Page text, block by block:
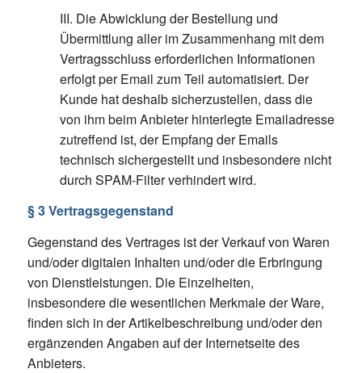
III. Die Abwicklung der Bestellung und
Übermittlung aller im Zusammenhang mit dem
Vertragsschluss erforderlichen Informationen
erfolgt per Email zum Teil automatisiert. Der
Kunde hat deshalb sicherzustellen, dass die
von ihm beim Anbieter hinterlegte Emailadresse
zutreffend ist, der Empfang der Emails
technisch sichergestellt und insbesondere nicht
durch SPAM-Filter verhindert wird.
§ 3 Vertragsgegenstand
Gegenstand des Vertrages ist der Verkauf von Waren
und/oder digitalen Inhalten und/oder die Erbringung
von Dienstleistungen. Die Einzelheiten,
insbesondere die wesentlichen Merkmale der Ware,
finden sich in der Artikelbeschreibung und/oder den
ergänzenden Angaben auf der Internetseite des
Anbieters.